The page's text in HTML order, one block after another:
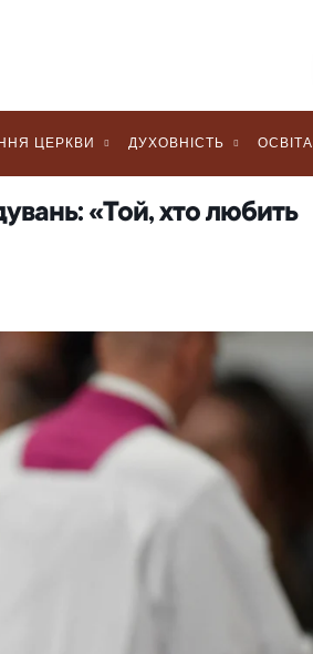
ЦЕРКВИ ДУХОВНІСТЬ ОСВІТА
«Той, хто любить